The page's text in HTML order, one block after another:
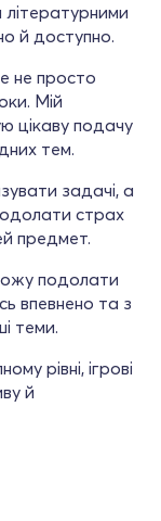
літературними
й доступно.
не просто
Мій
цікаву подачу
тем.
задачі, а
страх
предмет.
подолати
впевнено та з
теми.
рівні, ігрові
й